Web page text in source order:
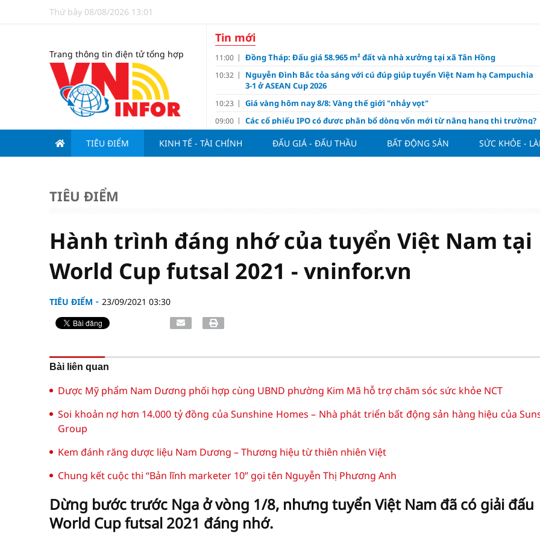
Thứ bảy 08/08/2026 13:01
Trang thông tin điện tử tổng hợp
Tin mới
11:00 Đồng Tháp: Đấu giá 58.965 m² đất và nhà xưởng tại xã Tân Hồng
10:32
Nguyễn Đình Bắc tỏa sáng với cú đúp giúp tuyển Việt Nam hạ Campuchia
3-1 ở ASEAN Cup 2026
10:23 Giá vàng hôm nay 8/8: Vàng thế giới "nhảy vọt"
09:00 Các cổ phiếu IPO có được phân bổ dòng vốn mới từ nâng hạng thị trường?
08:15 Lợi ích của nước chanh gừng
07:00 Nới trần tiền gửi Kho bạc Nhà nước: Không chỉ 4 ngân hàng được lợi
sản Việt Nam
15:13
Đề xuất giảm 30% thuế cho hộ, cá nhân kinh doanh, doanh nghiệp thu
TIÊU ĐIỂM KINH TẾ - TÀI CHÍNH ĐẤU GIÁ - ĐẤU THẦU BẤT ĐỘNG SẢN SỨC KHỎE -
TIÊU ĐIỂM
Hành trình đáng nhớ của tuyển Việt Nam tại
World Cup futsal 2021 - vninfor.vn
TIÊU ĐIỂM 23/09/2021 03:30
Bài liên quan
Dược Mỹ phẩm Nam Dương phối hợp cùng UBND phường Kim Mã hỗ trợ chăm sóc sức khỏe NCT
Soi khoản nợ hơn 14.000 tỷ đồng của Sunshine Homes – Nhà phát triển bất động sản hàng hiệu của
Group
Kem đánh răng dược liệu Nam Dương – Thương hiệu từ thiên nhiên Việt
Chung kết cuộc thi “Bản lĩnh marketer 10” gọi tên Nguyễn Thị Phương Anh
Dừng bước trước Nga ở vòng 1/8, nhưng tuyển Việt Nam đã có giải đấu
World Cup futsal 2021 đáng nhớ.